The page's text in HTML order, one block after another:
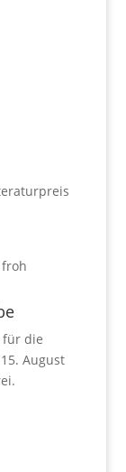
für die
August